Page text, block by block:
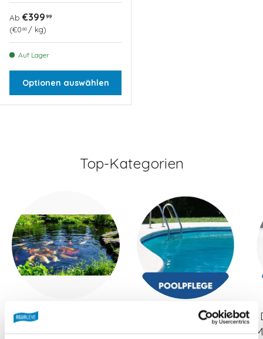
Normaler Preis
Ab €399 99
Grundpreis
€0 80 / kg
Auf Lager
Optionen auswählen
Top-Kategorien
Teichpflege Poolpflege